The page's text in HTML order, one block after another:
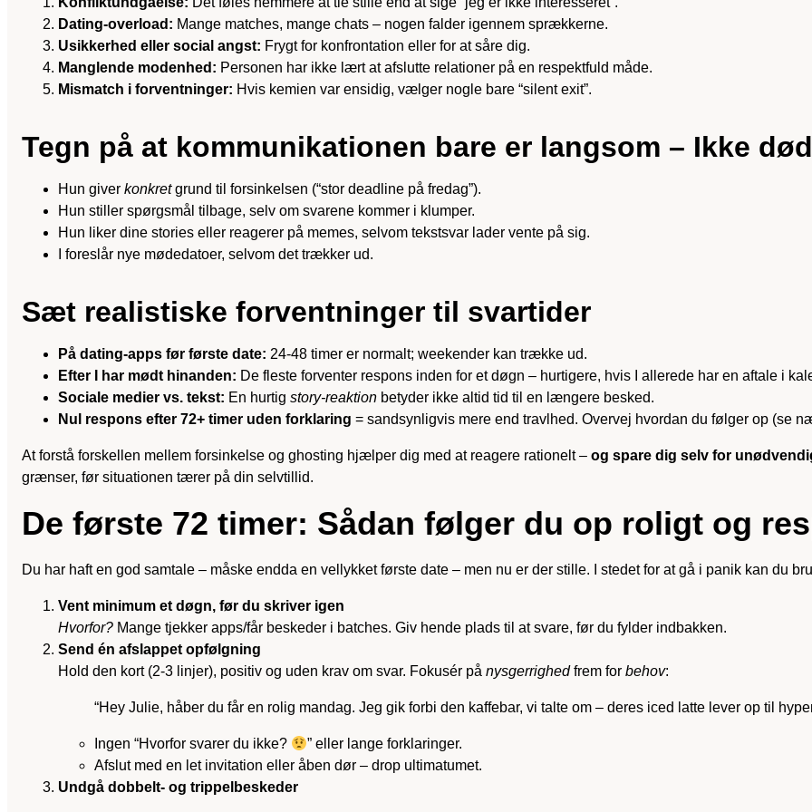
Dating-overload: Mange matches, mange chats – nogen falder igennem sprækkerne.
Usikkerhed eller social angst: Frygt for konfrontation eller for at såre dig.
Manglende modenhed: Personen har ikke lært at afslutte relationer på en respektfuld måde.
Mismatch i forventninger: Hvis kemien var ensidig, vælger nogle bare “silent exit”.
Tegn på at kommunikationen bare er langsom – Ikke død
Hun giver konkretgrund til forsinkelsen (“stor deadline på fredag”).
Hun stiller spørgsmål tilbage, selv om svarene kommer i klumper.
Hun liker dine stories eller reagerer på memes, selvom tekstsvar lader vente på sig.
I foreslår nye mødedatoer, selvom det trækker ud.
Sæt realistiske forventninger til svartider
På dating-apps før første date: 24-48 timer er normalt; weekender kan trække ud.
Efter I har mødt hinanden: De fleste forventer respons inden for et døgn – hurtigere, hvis I allerede har en aftale i
Sociale medier vs. tekst: En hurtig story-reaktion betyder ikke altid tid til en længere besked.
Nul respons efter 72+ timer uden forklaring = sandsynligvis mere end travlhed. Overvej hvordan du følger op (se
At forstå forskellen mellem forsinkelse og ghosting hjælper dig med at reagere rationelt – og spare dig selv for
grænser, før situationen tærer på din selvtillid.
De første 72 timer: Sådan følger du op roligt og
Du har haft en god samtale – måske endda en vellykket første date – men nu er der stille. I stedet for at gå i panik kan du
Vent minimum et døgn, før du skriver igen
Hvorfor? Mange tjekker apps/får beskeder i batches. Giv hende plads til at svare, før du fylder indbakken.
Send én afslappet opfølgning
Hold den kort (2-3 linjer), positiv og uden krav om svar. Fokusér på nysgerrighedfrem for behov:
“Hey Julie, håber du får en rolig mandag. Jeg gik forbi den kaffebar, vi talte om – deres iced latte lever op til
Ingen “Hvorfor svarer du ikke?
” eller lange forklaringer.
Afslut med en let invitation eller åben dør – drop ultimatumet.
Undgå dobbelt- og trippelbeskeder